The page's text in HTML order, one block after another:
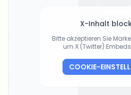
X-Inhalt
Bitte akzeptieren Sie
um X (Twitter)
COOKIE-